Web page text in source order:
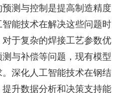
测与控制是提高制造精度
能技术在解决这些问题时
于复杂的焊接工艺参数优
与补偿等问题，现有模型
深化人工智能技术在钢结
升数据分析和决策支持能